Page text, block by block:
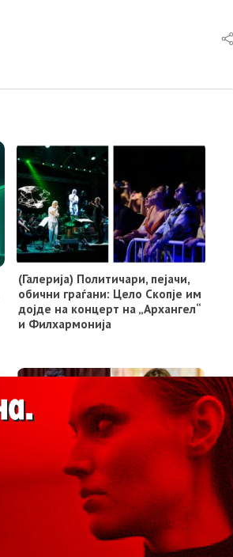
(Галерија) Политичари, пејачи,
обични граѓани: Цело Скопје им
дојде на концерт на „Архангел“
и Филхармонија
Српската премиерка Ана
Брнабиќ ќе живее во вилата на
Јованка Броз